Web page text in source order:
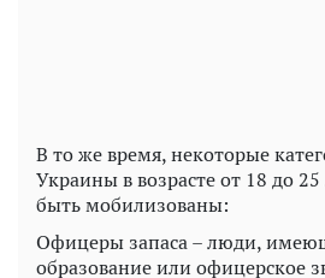
В то же время, некоторые
Украины в возрасте от 18 до
быть мобилизованы:
Офицеры запаса – люди,
образование или офицерское